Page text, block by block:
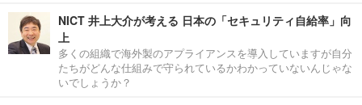
NICT 井上大介が考える 日本の「セキュリティ自給率」向
上
多くの組織で海外製のアプライアンスを導入していますが自分
たちがどんな仕組みで守られているかわかっていないんじゃな
いでしょうか？